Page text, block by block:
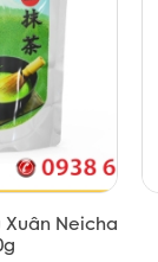
Neicha